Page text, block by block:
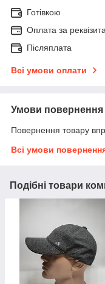
Готівкою
Оплата за
Післяплата
Всі умови оплати
Умови повернення
Повернення товару
Всі умови
Подібні товари